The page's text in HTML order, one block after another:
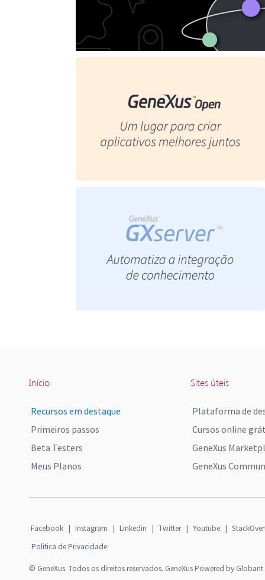
Início
Recursos em destaque
Primeiros passos
Beta Testers
Meus Planos
Sites úteis
Plataforma de
Cursos online
GeneXus
GeneXus
Facebook | Instagram | Linkedin | Twitter | Youtube |
Politica de Privacidade
© GeneXus. Todos os direitos reservados. GeneXus Powered by Globant